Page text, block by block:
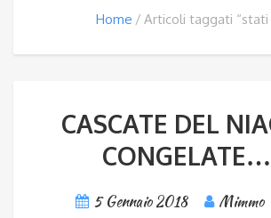
Home Articoli taggati “stati
CASCATE DEL
5 Gennaio 2018
Mimmo